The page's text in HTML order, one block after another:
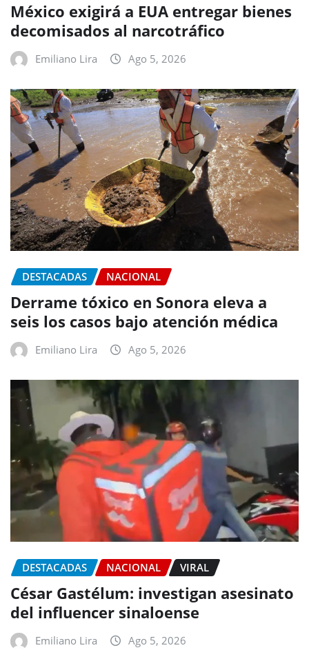
México exigirá a EUA entregar bienes
decomisados al narcotráfico
Emiliano Lira Ago 5, 2026
DESTACADAS NACIONAL
Derrame tóxico en Sonora eleva a
seis los casos bajo atención médica
Emiliano Lira Ago 5, 2026
DESTACADAS NACIONAL VIRAL
César Gastélum: investigan asesinato
del influencer sinaloense
Emiliano Lira Ago 5, 2026